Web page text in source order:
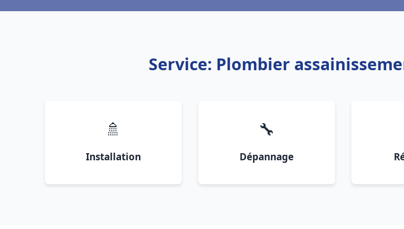
Service: Plombier
🚿
Installation
🔧
Dépannage